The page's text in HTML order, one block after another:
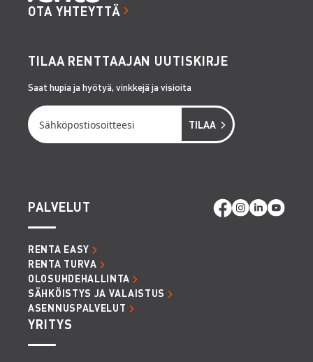
OTA YHTEYTTÄ
TILAA RENTTAAJAN UUTISKIRJE
Saat hupia ja hyötyä, vinkkejä ja visioita
PALVELUT
RENTA EASY
RENTA TURVA
OLOSUHDEHALLINTA
SÄHKÖISTYS JA VALAISTUS
ASENNUSPALVELUT
YRITYS